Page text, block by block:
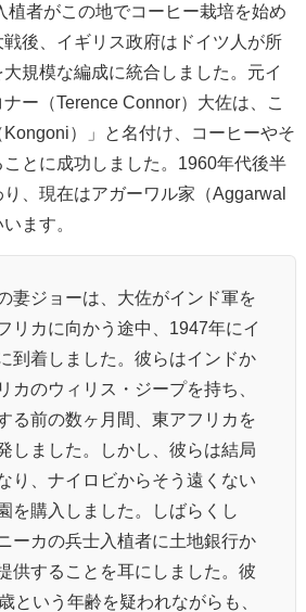
植者がこの地でコーヒー栽培を始め
後、イギリス政府はドイツ人が所
規模な編成に統合しました。元イ
ー（Terence Connor）大佐は、こ
）」と名付け、コーヒーやそ
とに成功しました。1960年代後半
、現在はアガーワル家（Aggarwal
ます。
妻ジョーは、大佐がインド軍を
リカに向かう途中、1947年にイ
到着しました。彼らはインドか
カのウィリス・ジープを持ち、
る前の数ヶ月間、東アフリカを
しました。しかし、彼らは結局
り、ナイロビからそう遠くない
を購入しました。しばらくし
ーカの兵士入植者に土地銀行か
供することを耳にしました。彼
という年齢を疑われながらも、